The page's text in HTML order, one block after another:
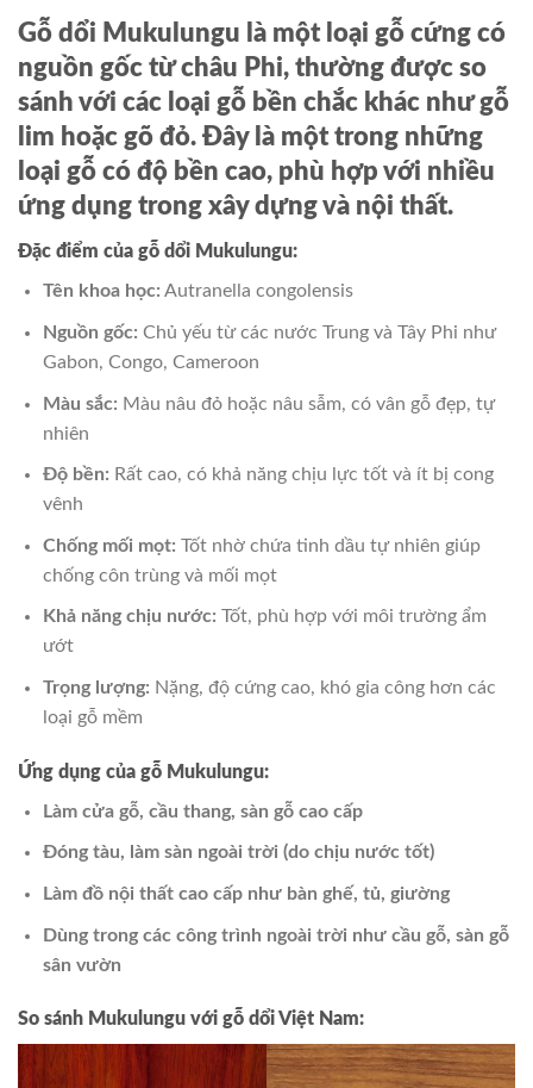
Gỗ dổi Mukulungu là một loại gỗ cứng có
nguồn gốc từ châu Phi, thường được so
sánh với các loại gỗ bền chắc khác như gỗ
lim hoặc gõ đỏ. Đây là một trong những
loại gỗ có độ bền cao, phù hợp với nhiều
ứng dụng trong xây dựng và nội thất.
Đặc điểm của gỗ dổi Mukulungu:
Tên khoa học: Autranella congolensis
Nguồn gốc: Chủ yếu từ các nước Trung và Tây Phi như
Gabon, Congo, Cameroon
Màu sắc: Màu nâu đỏ hoặc nâu sẫm, có vân gỗ đẹp, tự
nhiên
Độ bền: Rất cao, có khả năng chịu lực tốt và ít bị cong
vênh
Chống mối mọt: Tốt nhờ chứa tinh dầu tự nhiên giúp
chống côn trùng và mối mọt
Khả năng chịu nước: Tốt, phù hợp với môi trường ẩm
ướt
Trọng lượng: Nặng, độ cứng cao, khó gia công hơn các
loại gỗ mềm
Ứng dụng của gỗ Mukulungu:
Làm cửa gỗ, cầu thang, sàn gỗ cao cấp
Đóng tàu, làm sàn ngoài trời (do chịu nước tốt)
Làm đồ nội thất cao cấp như bàn ghế, tủ, giường
Dùng trong các công trình ngoài trời như cầu gỗ, sàn gỗ
sân vườn
So sánh Mukulungu với gỗ dổi Việt Nam: